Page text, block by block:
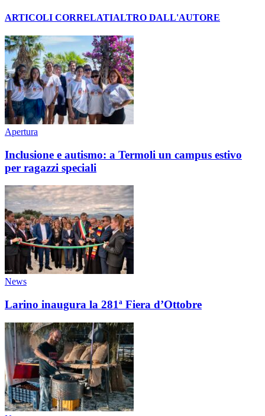
ARTICOLI CORRELATIALTRO DALL'AUTORE
Apertura
Inclusione e autismo: a Termoli un campus estivo
per ragazzi speciali
News
Larino inaugura la 281ª Fiera d’Ottobre